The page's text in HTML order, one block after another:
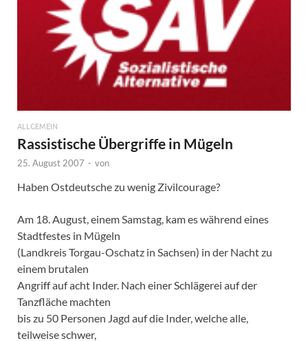
ALLGEMEIN
Rassistische Übergriffe in Mügeln
25. August 2007 - von
Haben Ostdeutsche zu wenig Zivilcourage?
Am 18. August, einem Samstag, kam es während eines
Stadtfestes in Mügeln
(Landkreis Torgau-Oschatz in Sachsen) in der Nacht zu
einem brutalen
Angriff auf acht Inder. Nach einer Schlägerei auf der
Tanzfläche machten
bis zu 50 Personen Jagd auf die Inder, welche alle,
teilweise schwer,